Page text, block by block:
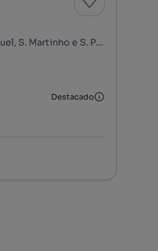
Centro de Sintra - Portela de Sintra, S. Maria, S. Miguel, S. Martinho e S. Pedro de Penaferrim, Sintra, Lisboa
Destacado